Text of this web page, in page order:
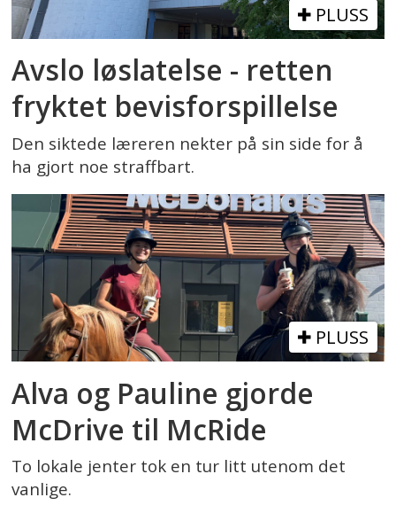
PLUSS
Avslo løslatelse - retten
fryktet bevisforspillelse
Den siktede læreren nekter på sin side for å
ha gjort noe straffbart.
PLUSS
Alva og Pauline gjorde
McDrive til McRide
To lokale jenter tok en tur litt utenom det
vanlige.